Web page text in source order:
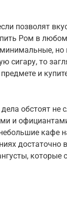
позволят
Ром в
но
сигару, то
и
дела обстоят
и
кафе
достаточно
которые